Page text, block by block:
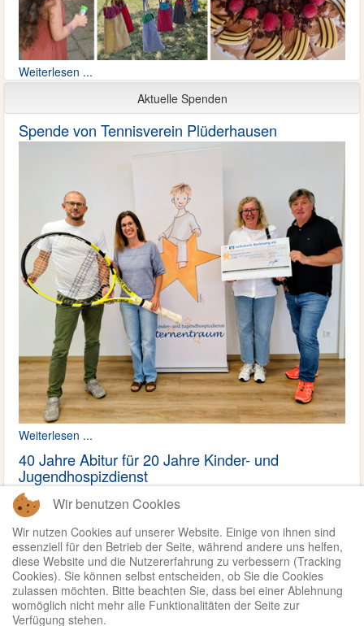
Weiterlesen ...
Aktuelle Spenden
Spende von Tennisverein Plüderhausen
Weiterlesen ...
40 Jahre Abitur für 20 Jahre Kinder- und
Jugendhospizdienst
Weiterlesen ...
Herzlichen Glückwunsch!
Wir benutzen Cookies
Wir nutzen Cookies auf unserer Website. Einige von ihnen sind
essenziell für den Betrieb der Seite, während andere uns helfen,
diese Website und die Nutzererfahrung zu verbessern (Tracking
Cookies). Sie können selbst entscheiden, ob Sie die Cookies
zulassen möchten. Bitte beachten Sie, dass bei einer Ablehnung
womöglich nicht mehr alle Funktionalitäten der Seite zur
Verfügung stehen.